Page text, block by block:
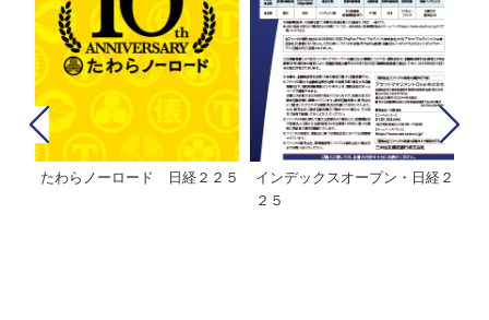
たわらノーロード 日経２２５
インデックスオープン・日経２
２５